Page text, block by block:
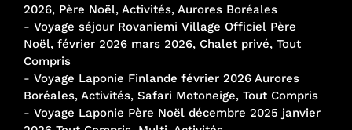
2026, Père Noël, Activités, Aurores Boréales
- Voyage séjour Rovaniemi Village Officiel Père
Noël, février 2026 mars 2026, Chalet privé, Tout
Compris
- Voyage Laponie Finlande février 2026 Aurores
Boréales, Activités, Safari Motoneige, Tout Compris
- Voyage Laponie Père Noël décembre 2025 janvier